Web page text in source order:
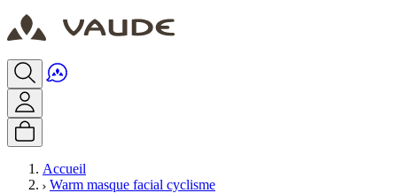
Accueil
Warm masque facial cyclisme